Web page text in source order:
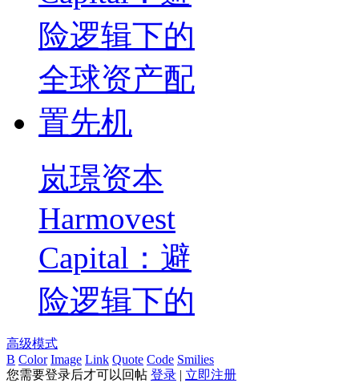
岚璟资本
Harmovest
Capital：避
险逻辑下的
高级模式
B Color Image Link Quote Code Smilies
您需要登录后才可以回帖 登录 | 立即注册